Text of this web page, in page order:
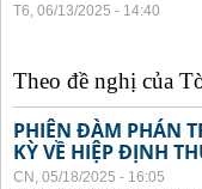
T6, 06/13/2025 - 14:40
Theo đề nghị của
PHIÊN ĐÀM PHÁN
KỲ VỀ HIỆP ĐỊNH
CN, 05/18/2025 - 16:05